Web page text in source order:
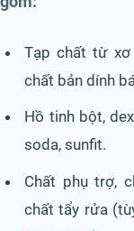
Tạp chất từ
chất bản dính
Hồ tinh bột,
soda, sunfit.
Chất phụ trợ,
chất tẩy rửa